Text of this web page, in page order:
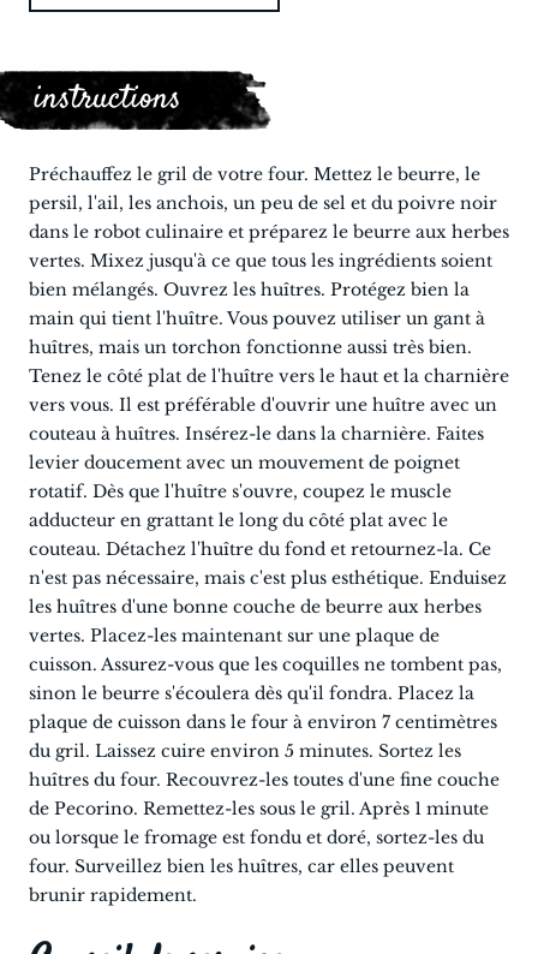
instructions
Préchauffez le gril de votre four. Mettez le beurre, le
persil, l'ail, les anchois, un peu de sel et du poivre noir
dans le robot culinaire et préparez le beurre aux herbes
vertes. Mixez jusqu'à ce que tous les ingrédients soient
bien mélangés. Ouvrez les huîtres. Protégez bien la
main qui tient l'huître. Vous pouvez utiliser un gant à
huîtres, mais un torchon fonctionne aussi très bien.
Tenez le côté plat de l'huître vers le haut et la charnière
vers vous. Il est préférable d'ouvrir une huître avec un
couteau à huîtres. Insérez-le dans la charnière. Faites
levier doucement avec un mouvement de poignet
rotatif. Dès que l'huître s'ouvre, coupez le muscle
adducteur en grattant le long du côté plat avec le
couteau. Détachez l'huître du fond et retournez-la. Ce
n'est pas nécessaire, mais c'est plus esthétique. Enduisez
les huîtres d'une bonne couche de beurre aux herbes
vertes. Placez-les maintenant sur une plaque de
cuisson. Assurez-vous que les coquilles ne tombent pas,
sinon le beurre s'écoulera dès qu'il fondra. Placez la
plaque de cuisson dans le four à environ 7 centimètres
du gril. Laissez cuire environ 5 minutes. Sortez les
huîtres du four. Recouvrez-les toutes d'une fine couche
de Pecorino. Remettez-les sous le gril. Après 1 minute
ou lorsque le fromage est fondu et doré, sortez-les du
four. Surveillez bien les huîtres, car elles peuvent
brunir rapidement.